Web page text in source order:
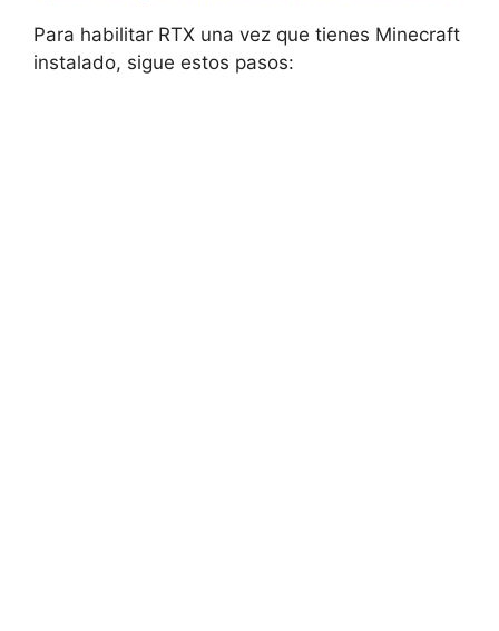
Para habilitar RTX​ una vez que ⁣tienes Minecraft
‌instalado, sigue estos pasos: